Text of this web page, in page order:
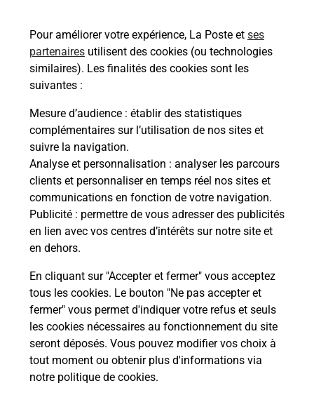
Pour améliorer votre expérience, La Poste et ses
partenaires utilisent des cookies (ou technologies
similaires). Les finalités des cookies sont les
suivantes :
Mesure d’audience : établir des statistiques
complémentaires sur l’utilisation de nos sites et
suivre la navigation.
Analyse et personnalisation : analyser les parcours
clients et personnaliser en temps réel nos sites et
communications en fonction de votre navigation.
Publicité : permettre de vous adresser des publicités
en lien avec vos centres d’intérêts sur notre site et
en dehors.
En cliquant sur "Accepter et fermer" vous acceptez
tous les cookies. Le bouton "Ne pas accepter et
fermer" vous permet d'indiquer votre refus et seuls
les cookies nécessaires au fonctionnement du site
seront déposés. Vous pouvez modifier vos choix à
tout moment ou obtenir plus d'informations via
notre politique de cookies.
Questions fréquemment posées
Quel réseau utilise La Poste Mobile ?
Est-ce que je peux garder mon
numéro de mobile gratuitement ?
Est-ce que je peux bénéficier de la 5G
avec La Poste Mobile ?
Est-ce que je peux utiliser mon forfait
Est-ce que je peux payer mon iPhone
en plusieurs fois avec La Poste Mobile
Est-ce que je peux assurer mon
iPhone ?